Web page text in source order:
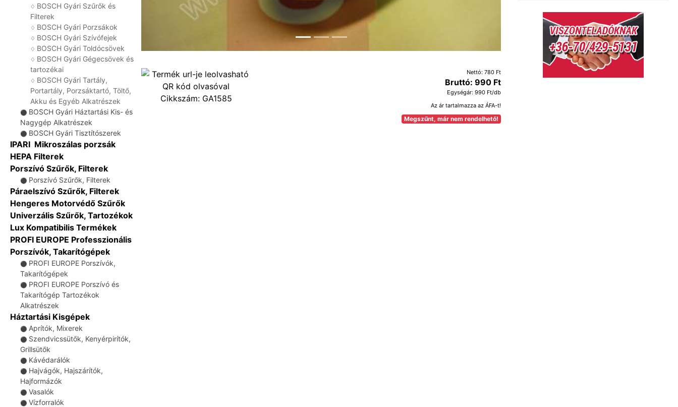
♢ BOSCH Gyári Szűrők és
Filterek
♢ BOSCH Gyári Porzsákok
♢ BOSCH Gyári Szívófejek
♢ BOSCH Gyári Toldócsövek
♢ BOSCH Gyári Gégecsövek és
tartozékai
♢ BOSCH Gyári Tartály,
Portartály, Porzsáktartó, Töltő,
Akku és Egyéb Alkatrészek
⚫ BOSCH Gyári Háztartási Kis- és
Nagygép Alkatrészek
⚫ BOSCH Gyári Tisztítószerek
IPARI Mikroszálas porzsák
HEPA Filterek
Porszívó Szűrők, Filterek
⚫ Porszívó Szűrők, Filterek
Páraelszívó Szűrők, Filterek
Hengeres Motorvédő Szűrők
Univerzális Szűrők, Tartozékok
Lux Kompatibilis Termékek
PROFI EUROPE Professzionális
Porszívók, Takarítógépek
⚫ PROFI EUROPE Porszívók,
Takarítógépek
⚫ PROFI EUROPE Porszívó és
Takarítógép Tartozékok
Alkatrészek
Háztartási Kisgépek
⚫ Aprítók, Mixerek
⚫ Szendvicssütők, Kenyérpirítók,
Grillsütők
⚫ Kávédarálók
⚫ Hajvágók, Hajszárítók,
Hajformázók
⚫ Vasalók
⚫ Vízforralók
Cikkszám: GA1585
Nettó: 780 Ft
Bruttó: 990 Ft
Egységár: 990 Ft/db
Az ár tartalmazza az ÁFA-t!
Megszűnt, már nem rendelhető!